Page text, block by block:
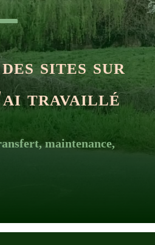
sites sur
travaillé
maintenance,